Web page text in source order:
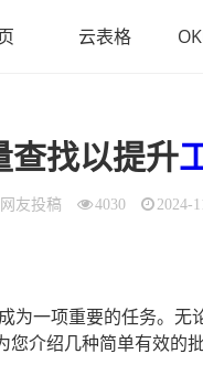
云表格
查找以提升
网友投稿 4030 2024-
为一项重要的任务。
介绍几种简单有效的